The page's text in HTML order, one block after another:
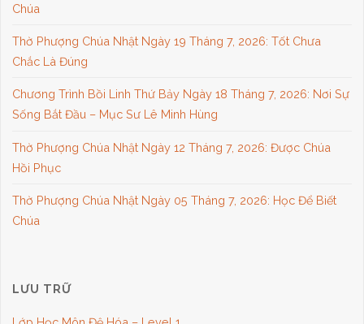
Chúa
Thờ Phượng Chúa Nhật Ngày 19 Tháng 7, 2026: Tốt Chưa
Chắc Là Đúng
Chương Trình Bồi Linh Thứ Bảy Ngày 18 Tháng 7, 2026: Nơi Sự
Sống Bắt Đầu – Mục Sư Lê Minh Hùng
Thờ Phượng Chúa Nhật Ngày 12 Tháng 7, 2026: Được Chúa
Hồi Phục
Thờ Phượng Chúa Nhật Ngày 05 Tháng 7, 2026: Học Để Biết
Chúa
LƯU TRỮ